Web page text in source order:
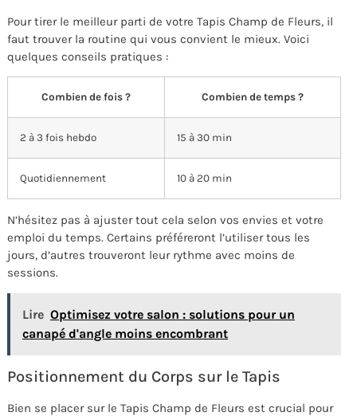
Pour tirer le meilleur parti de votre Tapis Champ de Fleurs, il
faut trouver la routine qui vous convient le mieux. Voici
quelques conseils pratiques :
Combien de fois ? Combien de temps ?
2 à 3 fois hebdo 15 à 30 min
Quotidiennement 10 à 20 min
N’hésitez pas à ajuster tout cela selon vos envies et votre
emploi du temps. Certains préféreront l’utiliser tous les
jours, d’autres trouveront leur rythme avec moins de
sessions.
Lire Optimisez votre salon : solutions pour un
canapé d'angle moins encombrant
Positionnement du Corps sur le Tapis
Bien se placer sur le Tapis Champ de Fleurs est crucial pour